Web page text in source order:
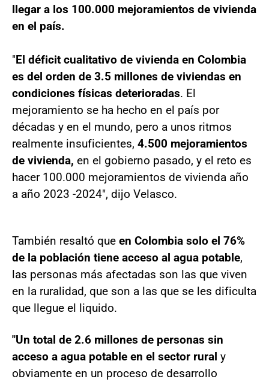
llegar a los 100.000 mejoramientos de vivienda
en el país.
"El déficit cualitativo de vivienda en Colombia
es del orden de 3.5 millones de viviendas en
condiciones físicas deterioradas. El
mejoramiento se ha hecho en el país por
décadas y en el mundo, pero a unos ritmos
realmente insuficientes, 4.500 mejoramientos
de vivienda, en el gobierno pasado, y el reto es
hacer 100.000 mejoramientos de vivienda año
a año 2023 -2024", dijo Velasco.
También resaltó que en Colombia solo el 76%
de la población tiene acceso al agua potable,
las personas más afectadas son las que viven
en la ruralidad, que son a las que se les dificulta
que llegue el liquido.
"Un total de 2.6 millones de personas sin
acceso a agua potable en el sector rural y
obviamente en un proceso de desarrollo